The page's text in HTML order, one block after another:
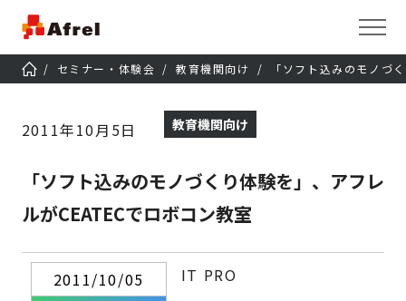
セミナー・体験会 教育機関向け 「ソフト込みのモノづ
2011年10月5日 教育機関向け
「ソフト込みのモノづくり体験を」、アフレ
ルがCEATECでロボコン教室
2011/10/05
IT PRO